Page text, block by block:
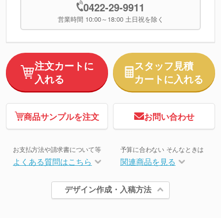
0422-29-9911
営業時間 10:00～18:00 土日祝を除く
注文カートに
入れる
スタッフ見積
カートに入れる
商品サンプルを注文 お問い合わせ
お支払方法や請求書について等
よくある質問はこちら
予算に合わない そんなときは
関連商品を見る
デザイン作成・入稿方法